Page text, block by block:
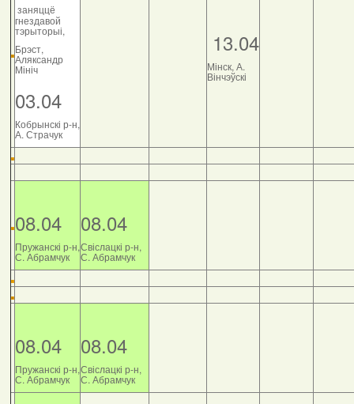
заняццё
гнездавой
тэрыторыі,
Брэст,
Аляксандр
Мініч
03.04
Кобрынскі р-н,
А. Страчук
13.04
Мінск, А.
Вінчэўскі
08.04
Пружанскі р-н,
С. Абрамчук
08.04
Свіслацкі р-н,
С. Абрамчук
08.04
Пружанскі р-н,
С. Абрамчук
08.04
Свіслацкі р-н,
С. Абрамчук